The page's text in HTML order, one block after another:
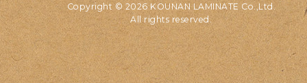
Copyright © 2026 KOUNAN LAMINATE Co.,Ltd.
All rights reserved.